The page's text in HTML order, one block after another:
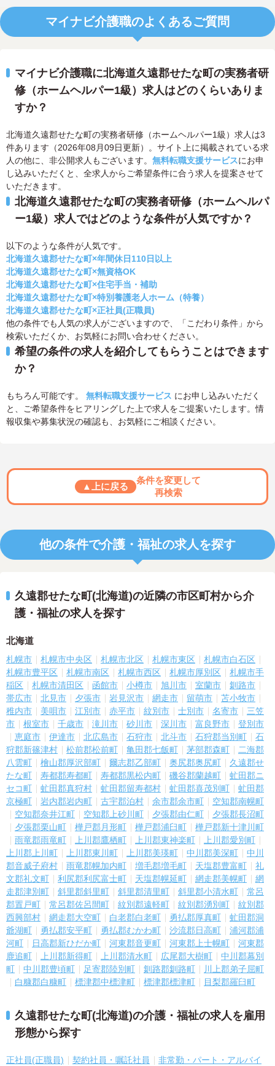
マイナビ介護職のよくあるご質問
マイナビ介護職に北海道久遠郡せたな町の実務者研
修（ホームヘルパー1級）求人はどのくらいありま
すか？
北海道久遠郡せたな町の実務者研修（ホームヘルパー1級）求人は3
件あります（2026年08月09日更新）。サイト上に掲載されている求
人の他に、非公開求人もございます。 無料転職支援サービスにお申
し込みいただくと、全求人からご希望条件に合う求人を提案させて
いただきます。
北海道久遠郡せたな町の実務者研修（ホームヘルパ
ー1級）求人ではどのような条件が人気ですか？
以下のような条件が人気です。
北海道久遠郡せたな町×年間休日110日以上
北海道久遠郡せたな町×無資格OK
北海道久遠郡せたな町×住宅手当・補助
北海道久遠郡せたな町×特別養護老人ホーム（特養）
北海道久遠郡せたな町×正社員(正職員)
他の条件でも人気の求人がございますので、「こだわり条件」から
検索いただくか、お気軽にお問い合わせください。
希望の条件の求人を紹介してもらうことはできます
か？
もちろん可能です。 無料転職支援サービス にお申し込みいただく
と、ご希望条件をヒアリングした上で求人をご提案いたします。情
報収集や募集状況の確認も、お気軽にご相談ください。
▲上に戻る
条件を変更して
再検索
他の条件で介護・福祉の求人を探す
久遠郡せたな町(北海道)の近隣の市区町村から介
護・福祉の求人を探す
北海道
札幌市 札幌市中央区 札幌市北区 札幌市東区
札幌市白石区
札幌市豊平区
札幌市南区 札幌市西区 札幌市厚別区
札幌市手
稲区
札幌市清田区 函館市 小樽市 旭川市 室蘭市
釧路市
帯広市
北見市 夕張市 岩見沢市 網走市 留萌市
苫小牧市
稚内市
美唄市 江別市 赤平市 紋別市 士別市 名寄市
三笠
市
根室市 千歳市 滝川市 砂川市 深川市 富良野市
登別市
恵庭市
伊達市 北広島市 石狩市 北斗市 石狩郡当別町
石
狩郡新篠津村
松前郡松前町 亀田郡七飯町 茅部郡森町
二海郡
八雲町
檜山郡厚沢部町 爾志郡乙部町 奥尻郡奥尻町
久遠郡せ
たな町
寿都郡寿都町 寿都郡黒松内町 磯谷郡蘭越町
虻田郡ニ
セコ町
虻田郡真狩村 虻田郡留寿都村 虻田郡喜茂別町
虻田郡
京極町
岩内郡岩内町 古宇郡泊村 余市郡余市町
空知郡南幌町
空知郡奈井江町
空知郡上砂川町 夕張郡由仁町
夕張郡長沼町
夕張郡栗山町
樺戸郡月形町 樺戸郡浦臼町
樺戸郡新十津川町
雨竜郡雨竜町
上川郡鷹栖町 上川郡東神楽町
上川郡愛別町
上川郡上川町
上川郡東川町 上川郡美瑛町 中川郡美深町
中川
郡音威子府村
雨竜郡幌加内町 増毛郡増毛町 天塩郡豊富町
礼
文郡礼文町
利尻郡利尻富士町 天塩郡幌延町 網走郡美幌町
網
走郡津別町
斜里郡斜里町 斜里郡清里町 斜里郡小清水町
常呂
郡置戸町
常呂郡佐呂間町 紋別郡遠軽町 紋別郡湧別町
紋別郡
西興部村
網走郡大空町 白老郡白老町 勇払郡厚真町
虻田郡洞
爺湖町
勇払郡安平町 勇払郡むかわ町 沙流郡日高町
浦河郡浦
河町
日高郡新ひだか町 河東郡音更町 河東郡上士幌町
河東郡
鹿追町
上川郡新得町 上川郡清水町 広尾郡大樹町
中川郡幕別
町
中川郡豊頃町 足寄郡陸別町 釧路郡釧路町
川上郡弟子屈町
白糠郡白糠町
標津郡中標津町 標津郡標津町 目梨郡羅臼町
久遠郡せたな町(北海道)の介護・福祉の求人を雇用
形態から探す
正社員(正職員) 契約社員・嘱託社員
非常勤・パート・アルバイ